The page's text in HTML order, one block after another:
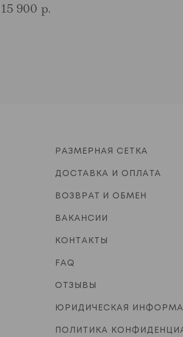
15 900 р.
ПОЛИТИКА
ЮРИДИЧЕСКАЯ
РАЗМЕРНАЯ СЕТКА
ДОСТАВКА И ОПЛАТА
КОНТАКТЫ
FAQ
ОТЗЫВЫ
ВОЗВРАТ И ОБМЕН
ВАКАНСИИ